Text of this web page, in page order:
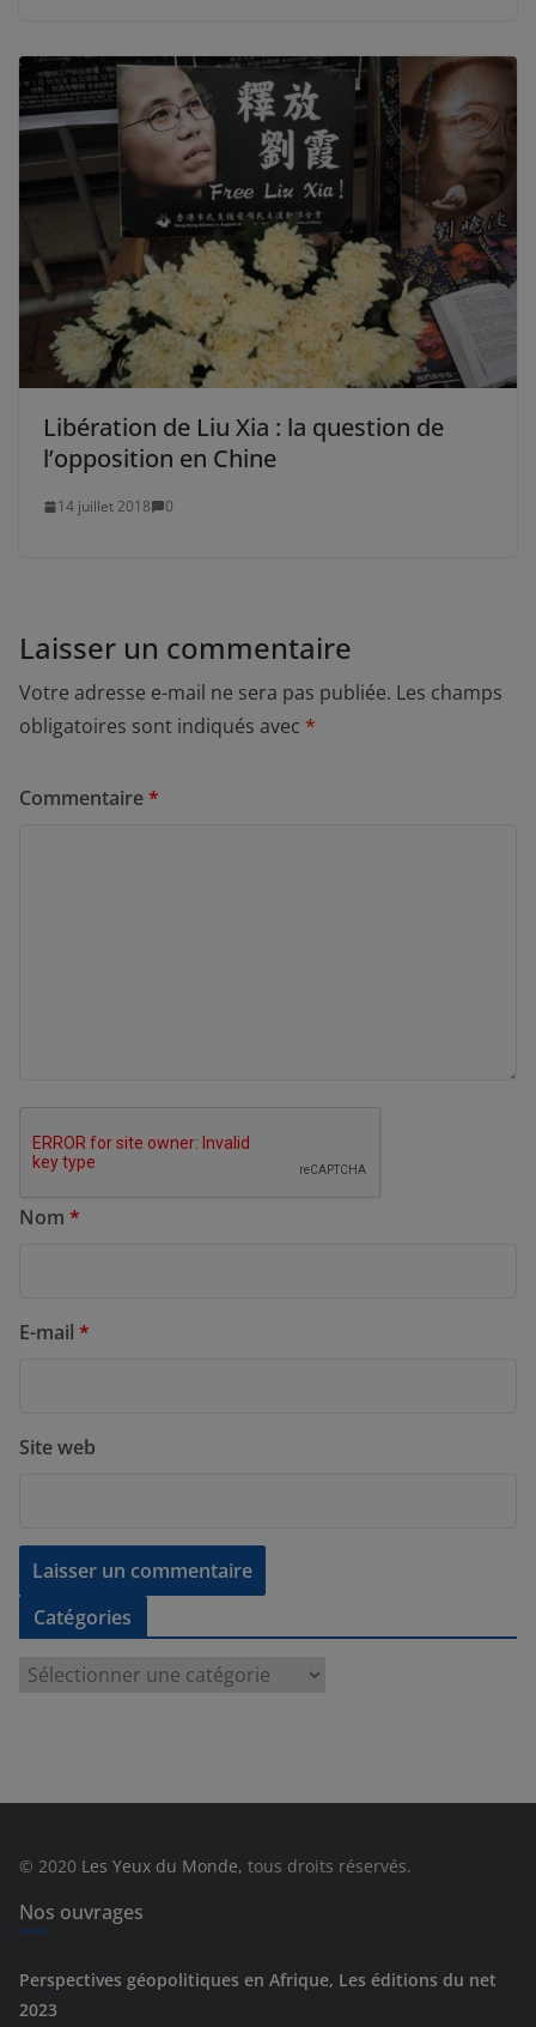
Libération de Liu Xia : la question de
l’opposition en Chine
14 juillet 2018 0
Laisser un commentaire
Votre adresse e-mail ne sera pas publiée. Les champs
obligatoires sont indiqués avec *
Commentaire*
Nom *
E-mail *
Site web
Catégories
e
© 2020 Les Yeux du Monde, tous droits réservés.
Nos ouvrages
Perspectives géopolitiques en Afrique, Les éditions du net
2023